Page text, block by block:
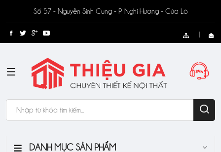
Số 57 - Nguyễn Sinh Cung - P Nghi Hương - Cửa Lò
DANH MỤC SẢN PHẨM